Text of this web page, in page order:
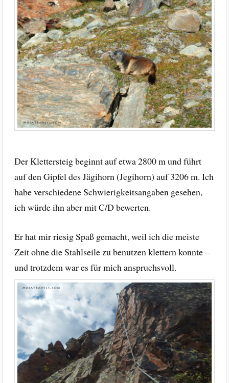
Der Klettersteig beginnt auf etwa 2800 m und führt
auf den Gipfel des Jägihorn (Jegihorn) auf 3206 m. Ich
habe verschiedene Schwierigkeitsangaben gesehen,
ich würde ihn aber mit C/D bewerten.
Er hat mir riesig Spaß gemacht, weil ich die meiste
Zeit ohne die Stahlseile zu benutzen klettern konnte –
und trotzdem war es für mich anspruchsvoll.